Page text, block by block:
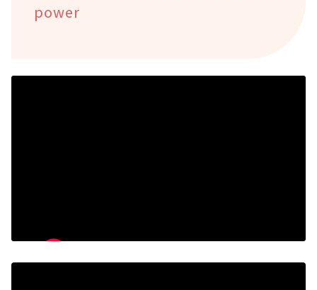
power